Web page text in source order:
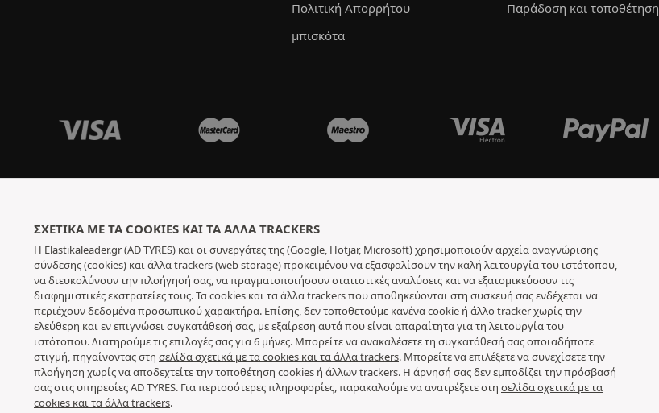
Πολιτική Απορρήτου
μπισκότα
Παράδοση και τοποθέτηση
ΣΧΕΤΙΚΆ ΜΕ ΤΑ COOKIES ΚΑΙ ΤΑ ΆΛΛΑ TRACKERS
Η Elastikaleader.gr (AD TYRES) και οι συνεργάτες της (Google, Hotjar, Microsoft) χρησιμοποιούν αρχεία αναγνώρισης
σύνδεσης (cookies) και άλλα trackers (web storage) προκειμένου να εξασφαλίσουν την καλή λειτουργία του ιστότοπου,
να διευκολύνουν την πλοήγησή σας, να πραγματοποιήσουν στατιστικές αναλύσεις και να εξατομικεύσουν τις
διαφημιστικές εκστρατείες τους. Τα cookies και τα άλλα trackers που αποθηκεύονται στη συσκευή σας ενδέχεται να
περιέχουν δεδομένα προσωπικού χαρακτήρα. Επίσης, δεν τοποθετούμε κανένα cookie ή άλλο tracker χωρίς την
ελεύθερη και εν επιγνώσει συγκατάθεσή σας, με εξαίρεση αυτά που είναι απαραίτητα για τη λειτουργία του
ιστότοπου. Διατηρούμε τις επιλογές σας για 6 μήνες. Μπορείτε να ανακαλέσετε τη συγκατάθεσή σας οποιαδήποτε
στιγμή, πηγαίνοντας στη σελίδα σχετικά με τα cookies και τα άλλα trackers. Μπορείτε να επιλέξετε να συνεχίσετε την
πλοήγηση χωρίς να αποδεχτείτε την τοποθέτηση cookies ή άλλων trackers. Η άρνησή σας δεν εμποδίζει την πρόσβασή
σας στις υπηρεσίες AD TYRES. Για περισσότερες πληροφορίες, παρακαλούμε να ανατρέξετε στη σελίδα σχετικά με τα
cookies και τα άλλα trackers.